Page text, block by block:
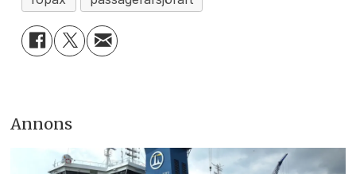
Annons